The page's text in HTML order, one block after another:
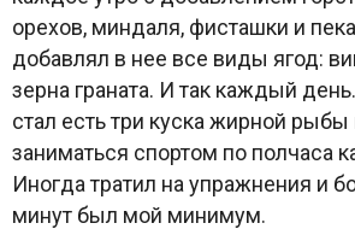
орехов, миндаля, фисташки и
добавлял в нее все виды ягод:
зерна граната. И так каждый
стал есть три куска жирной
заниматься спортом по полчаса
Иногда тратил на упражнения и
минут был мой минимум.